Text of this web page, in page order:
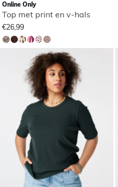
Online Only
Top met print en v-hals
€26,99